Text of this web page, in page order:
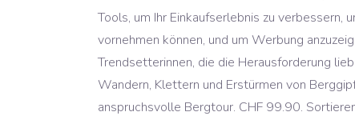
Tools, um Ihr Einkaufserlebnis zu
vornehmen können, und um Werbung
Trendsetterinnen, die die Herausforderung
Wandern, Klettern und Erstürmen von
anspruchsvolle Bergtour. CHF 99.90.